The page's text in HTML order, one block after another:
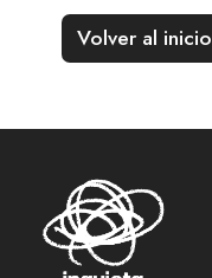
Volver al inicio